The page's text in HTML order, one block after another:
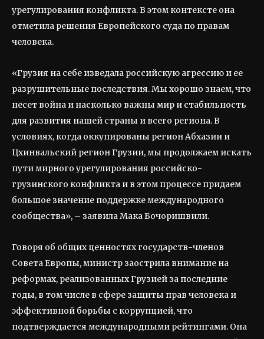
урегулирования конфликта. В этом контексте она
отметила решения Европейского суда по правам
человека.
«Грузия на себе изведала российскую агрессию и ее
разрушительные последствия. Мы хорошо знаем, что
несет война и насколько важны мир и стабильность
для развития нашей страны и всего региона. В
условиях, когда оккупированы регион Абхазии и
Цхинвальский регион Грузии, мы продолжаем искать
пути мирного урегулирования российско-
грузинского конфликта и в этом процессе придаем
большое значение поддержке международного
сообщества», – заявила Мака Бочоришвили.
Говоря об общих ценностях государств-членов
Совета Европы, министр заострила внимание на
реформах, реализованных Грузией за последние
годы, в том числе в сфере защиты прав человека и
эффективной борьбы с коррупцией, что
подтверждается международными рейтингами. Она